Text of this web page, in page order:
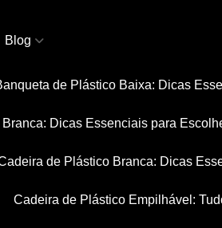
Blog
Banqueta de Plástico Baixa: Dicas
Branca: Dicas Essenciais para
Cadeira de Plástico Branca: Dicas
Cadeira de Plástico Empilhável: